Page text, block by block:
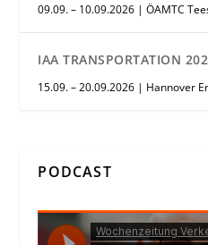
09.09. – 10.09.2026 | ÖAMTC
IAA TRANSPORTATION
15.09. – 20.09.2026 | Hannover
PODCAST